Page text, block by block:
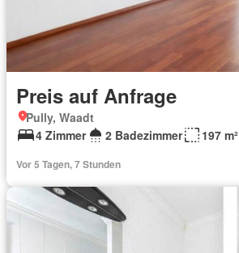
Preis auf Anfrage
Pully, Waadt
4 Zimmer
2 Badezimmer 197 m²
Vor 5 Tagen, 7 Stunden